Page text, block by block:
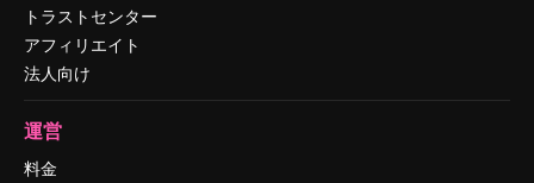
トラストセンター
アフィリエイト
法人向け
運営
料金